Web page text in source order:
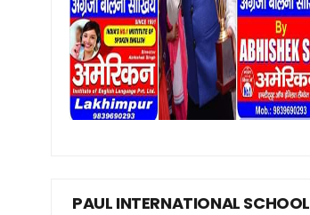
PAUL INTERNATIONAL SCHOOL